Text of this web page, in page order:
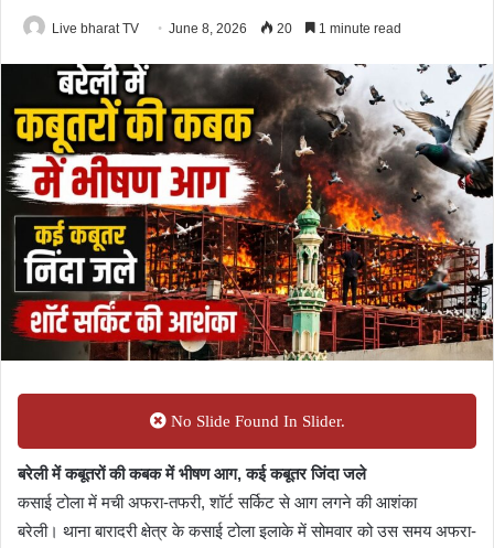
Live bharat TV June 8, 2026 20 1 minute read
No Slide Found In Slider.
बरेली में कबूतरों की कबक में भीषण आग, कई कबूतर जिंदा जले
कसाई टोला में मची अफरा-तफरी, शॉर्ट सर्किट से आग लगने की आशंका
बरेली। थाना बारादरी क्षेत्र के कसाई टोला इलाके में सोमवार को उस समय अफरा-